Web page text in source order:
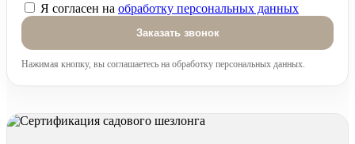
Оставьте это поле пустым.
Я согласен на обработку персональных данных
Нажимая кнопку, вы соглашаетесь на обработку персональных данных.